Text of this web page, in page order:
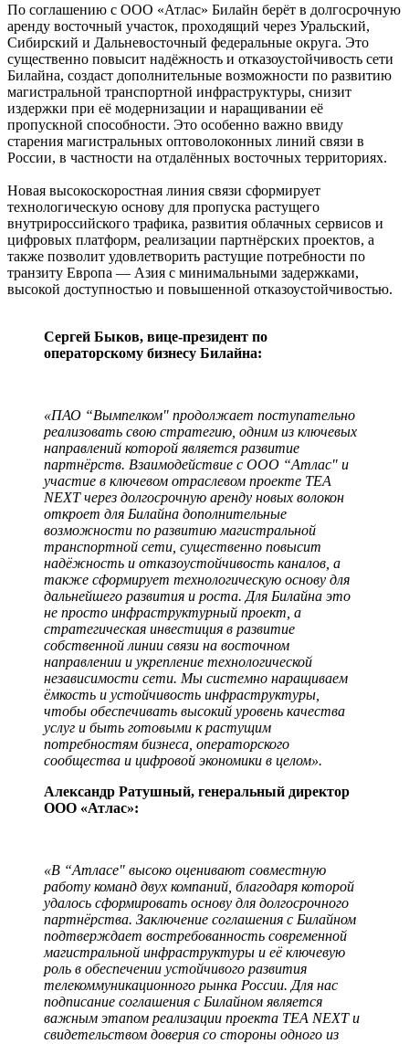
По соглашению с ООО «Атлас» Билайн берёт в долгосрочную
аренду восточный участок, проходящий через Уральский,
Сибирский и Дальневосточный федеральные округа. Это
существенно повысит надёжность и отказоустойчивость сети
Билайна, создаст дополнительные возможности по развитию
магистральной транспортной инфраструктуры, снизит
издержки при её модернизации и наращивании её
пропускной способности. Это особенно важно ввиду
старения магистральных оптоволоконных линий связи в
России, в частности на отдалённых восточных территориях.
Новая высокоскоростная линия связи сформирует
технологическую основу для пропуска растущего
внутрироссийского трафика, развития облачных сервисов и
цифровых платформ, реализации партнёрских проектов, а
также позволит удовлетворить растущие потребности по
транзиту Европа — Азия с минимальными задержками,
высокой доступностью и повышенной отказоустойчивостью.
Сергей Быков, вице-президент по
операторскому бизнесу Билайна:
«ПАО “Вымпелком" продолжает поступательно
реализовать свою стратегию, одним из ключевых
направлений которой является развитие
партнёрств. Взаимодействие с ООО “Атлас" и
участие в ключевом отраслевом проекте TEA
NEXT через долгосрочную аренду новых волокон
откроет для Билайна дополнительные
возможности по развитию магистральной
транспортной сети, существенно повысит
надёжность и отказоустойчивость каналов, а
также сформирует технологическую основу для
дальнейшего развития и роста. Для Билайна это
не просто инфраструктурный проект, а
стратегическая инвестиция в развитие
собственной линии связи на восточном
направлении и укрепление технологической
независимости сети. Мы системно наращиваем
ёмкость и устойчивость инфраструктуры,
чтобы обеспечивать высокий уровень качества
услуг и быть готовыми к растущим
потребностям бизнеса, операторского
сообщества и цифровой экономики в целом».
Александр Ратушный, генеральный директор
ООО «Атлас»:
«В “Атласе" высоко оценивают совместную
работу команд двух компаний, благодаря которой
удалось сформировать основу для долгосрочного
партнёрства. Заключение соглашения с Билайном
подтверждает востребованность современной
магистральной инфраструктуры и её ключевую
роль в обеспечении устойчивого развития
телекоммуникационного рынка России. Для нас
подписание соглашения с Билайном является
важным этапом реализации проекта TEA NEXT и
свидетельством доверия со стороны одного из